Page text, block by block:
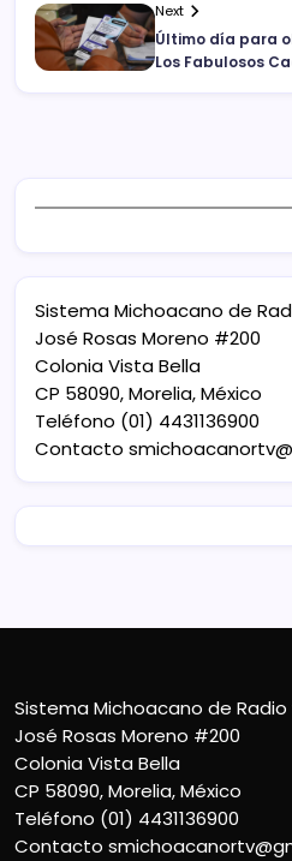
Next
Último día para
Los Fabulosos
Sistema Michoacano de
José Rosas Moreno #200
Colonia Vista Bella
CP 58090, Morelia, México
Teléfono (01) 4431136900
Contacto
Sistema Michoacano de Radio
José Rosas Moreno #200
Colonia Vista Bella
CP 58090, Morelia, México
Teléfono (01) 4431136900
Contacto